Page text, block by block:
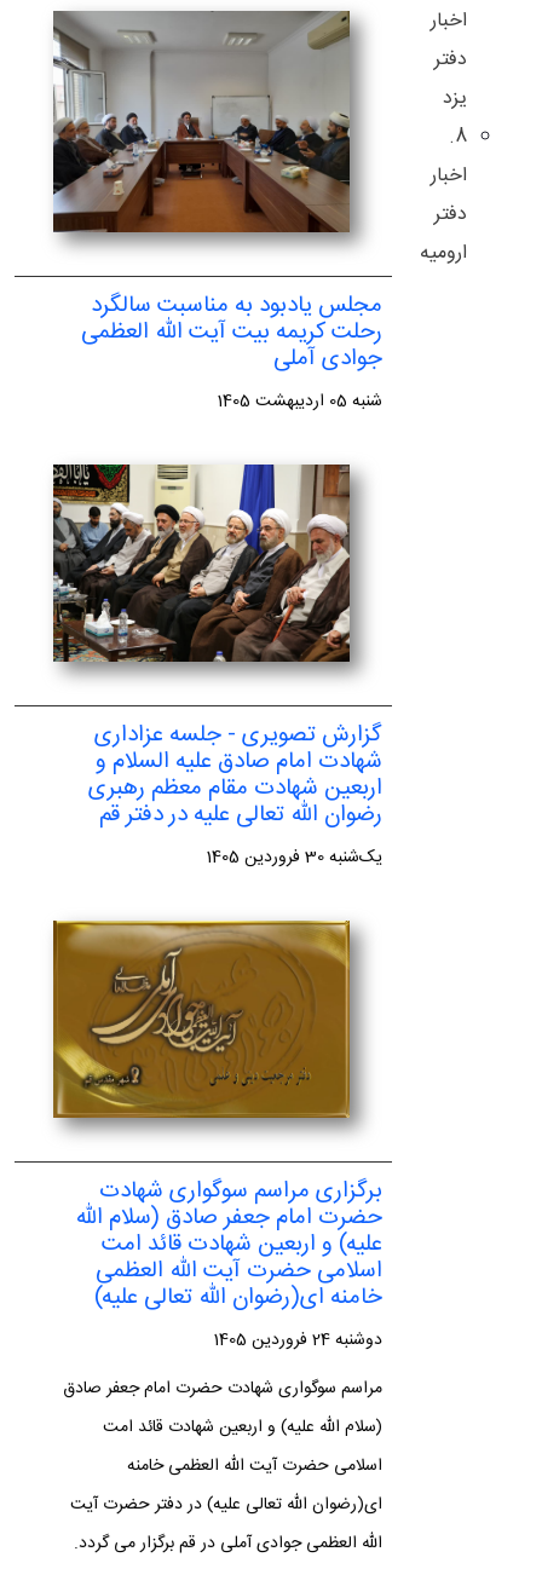
اخبار
دفتر
یزد
8.
اخبار
دفتر
ارومیه
مجلس یادبود به مناسبت سالگرد
رحلت کریمه بیت آیت الله العظمی
جوادی آملی
شنبه 05 اردیبهشت 1405
گزارش تصویری - جلسه عزاداری
شهادت امام صادق علیه السلام و
اربعین شهادت مقام معظم رهبری
رضوان الله تعالی علیه در دفتر قم
یک‌شنبه 30 فروردین 1405
برگزاری مراسم سوگواری شهادت
حضرت امام جعفر صادق (سلام الله
علیه) و اربعین شهادت قائد امت
اسلامی حضرت آیت الله العظمی
خامنه ای(رضوان الله تعالی علیه)
دوشنبه 24 فروردین 1405
مراسم سوگواری شهادت حضرت امام جعفر صادق
(سلام الله علیه) و اربعین شهادت قائد امت
اسلامی حضرت آیت الله العظمی خامنه
ای(رضوان الله تعالی علیه) در دفتر حضرت آیت
الله العظمی جوادی آملی در قم برگزار می گردد.